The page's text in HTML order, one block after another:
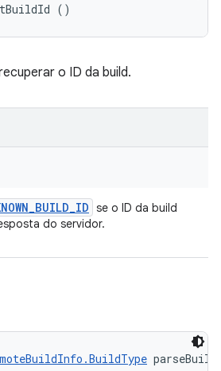
()
o ID da build.
_BUILD_ID se o ID da build
do servidor.